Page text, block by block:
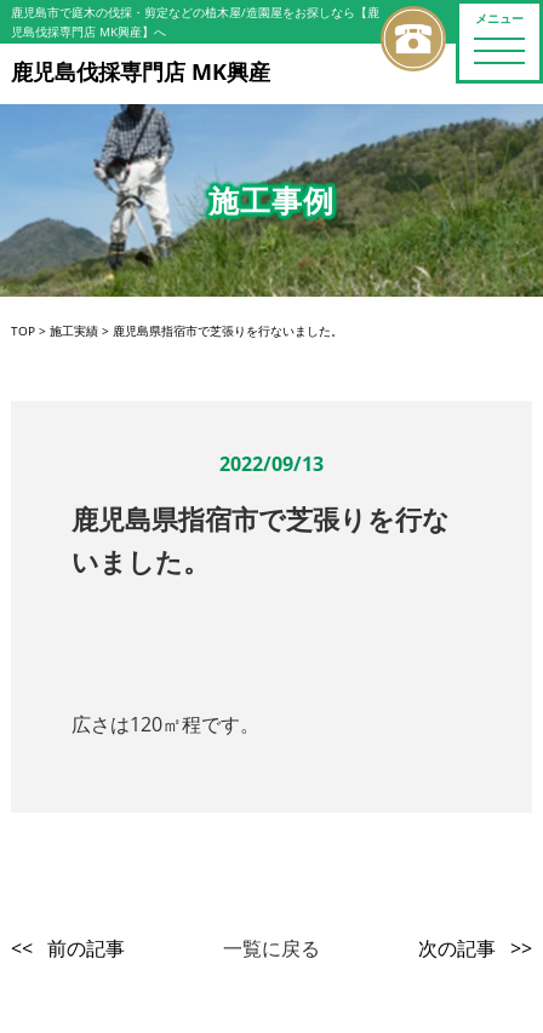
メニュー
toggle
鹿児島市で庭木の伐採・剪定などの植木屋/造園屋をお探しなら【鹿
児島伐採専門店 MK興産】へ
鹿児島伐採専門店 MK興産
施工事例
TOP> 施工実績> 鹿児島県指宿市で芝張りを行ないました。
2022/09/13
鹿児島県指宿市で芝張りを行な
いました。
広さは120㎡程です。
<< 前の記事 一覧に戻る 次の記事 >>